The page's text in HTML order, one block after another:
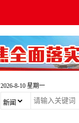
2026-8-10 星期一